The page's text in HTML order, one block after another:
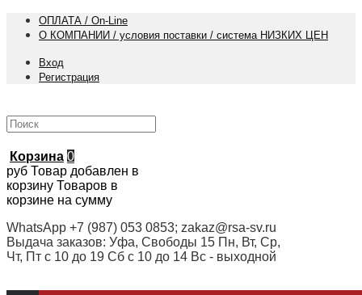
ОПЛАТА / On-Line
О КОМПАНИИ / условия поставки / система НИЗКИХ ЦЕН
Вход
Регистрация
Корзина 0
руб Товар добавлен в
корзину Товаров в
корзине на сумму
WhatsApp +7 (987) 053 0853; zakaz@rsa-sv.ru
Выдача заказов: Уфа, Свободы 15 Пн, Вт, Ср,
Чт, Пт с 10 до 19 Сб с 10 до 14 Вс - выходной